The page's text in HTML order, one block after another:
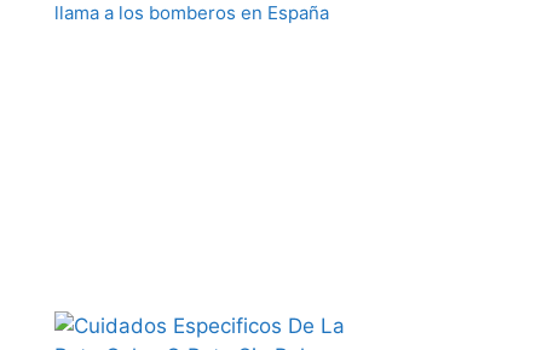
llama a los bomberos en España